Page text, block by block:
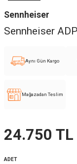
Sennheiser
Sennheiser
Aynı Gün Kargo
Mağazadan Teslim
24.750 TL
ADET